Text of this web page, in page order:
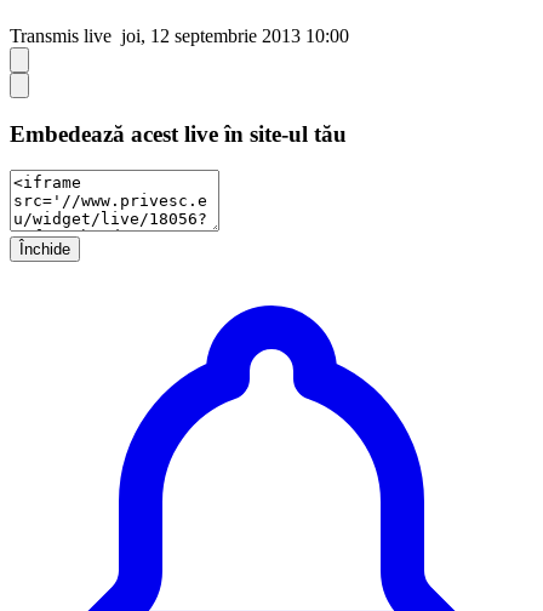
Transmis live joi, 12 septembrie 2013 10:00
Embedează acest live în site-ul tău
Închide